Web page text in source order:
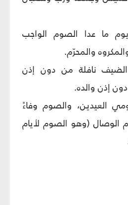
ما عدا الصوم الواجب
والمحرّم.
نافلة من دون إذن
إذن والده.
العيدين، والصوم وفاءً
الوصال (وهو الصوم لأيام